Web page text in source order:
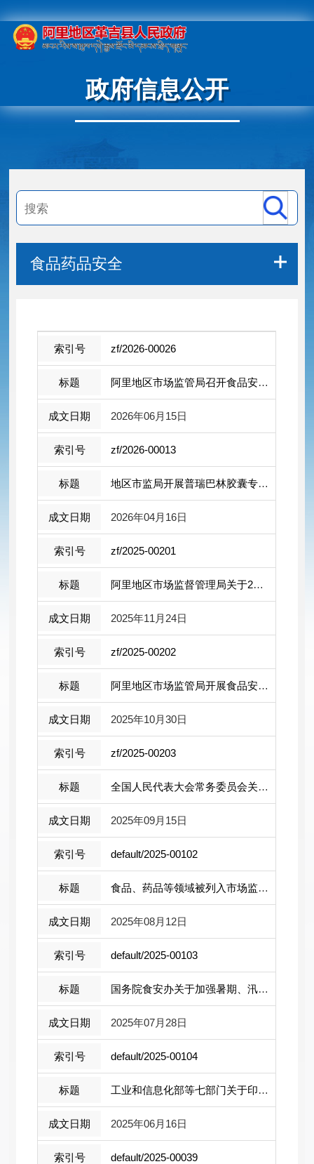
政府信息公开
食品药品安全
zf/2026-00026
阿里地区市场监管局召开食品安全全链条 ...
2026年06月15日
zf/2026-00013
地区市监局开展普瑞巴林胶囊专项排查筑 ...
2026年04月16日
zf/2025-00201
阿里地区市场监督管理局关于2025年度 食...
2025年11月24日
zf/2025-00202
阿里地区市场监管局开展食品安全问题“ ...
2025年10月30日
zf/2025-00203
全国人民代表大会常务委员会关于修改《 ...
2025年09月15日
default/2025-00102
食品、药品等领域被列入市场监管严重违 ...
2025年08月12日
default/2025-00103
国务院食安办关于加强暑期、汛期食品安 ...
2025年07月28日
default/2025-00104
工业和信息化部等七部门关于印发《食品 ...
2025年06月16日
default/2025-00039